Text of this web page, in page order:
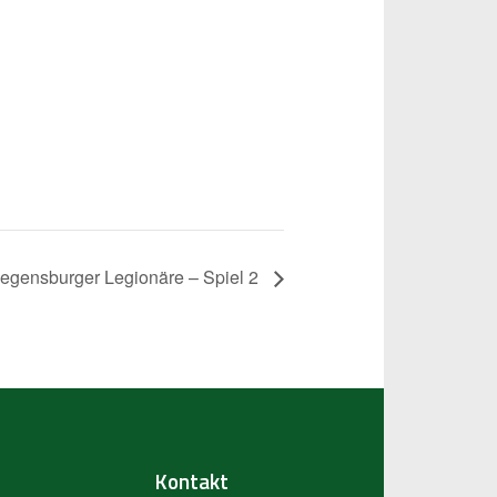
Legionäre – Spiel 2
Kontakt